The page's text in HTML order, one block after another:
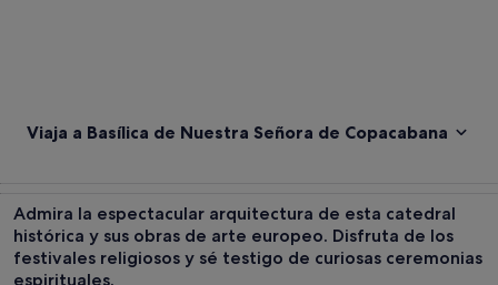
Viaja a Basílica de Nuestra Señora de Copacabana
Admira la espectacular arquitectura de esta catedral
histórica y sus obras de arte europeo. Disfruta de los
festivales religiosos y sé testigo de curiosas ceremonias
espirituales.